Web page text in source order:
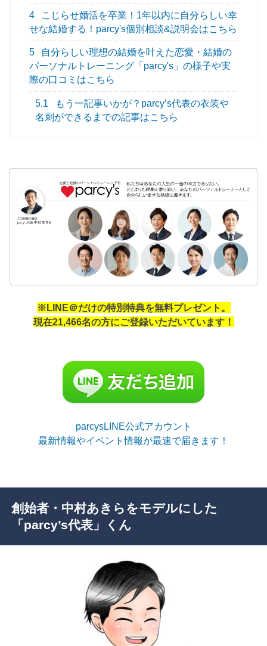
4
こじらせ婚活を卒業！1年以内に自分らしい幸
せな結婚する！parcy's個別相談&説明会はこちら
5
自分らしい理想の結婚を叶えた恋愛・結婚の
パーソナルトレーニング「parcy's」の様子や実
際の口コミはこちら
5.1
もう一記事いかが？parcy’s代表の衣装や
名刺ができるまでの記事はこちら
※LINE＠だけの特別特典を無料プレゼント。
現在21,466名の方にご登録いただいています！
parcysLINE公式アカウント
最新情報やイベント情報が最速で届きます！
創始者・中村あきらをモデルにした
「parcy’s代表」くん